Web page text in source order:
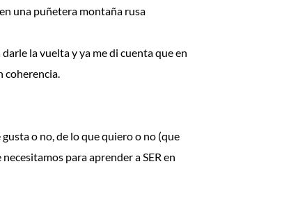
una puñetera montaña rusa
la vuelta y ya me di cuenta que en
coherencia.
o no, de lo que quiero o no (que
para aprender a SER en